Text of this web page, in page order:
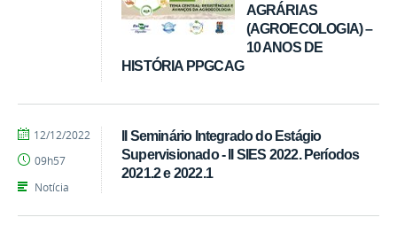
AGRÁRIAS
(AGROECOLOGIA) –
10 ANOS DE
HISTÓRIA PPGCAG
II Seminário Integrado do Estágio
Supervisionado - II SIES 2022. Períodos
2021.2 e 2022.1
por
publicado
12/12/2022
09h57
Notícia